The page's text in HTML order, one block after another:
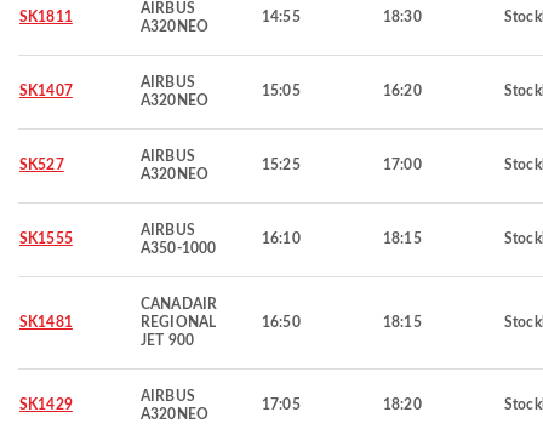
SK1811
AIRBUS
A320NEO
14:55 18:30
SK1407
AIRBUS
A320NEO
15:05 16:20
SK527
AIRBUS
A320NEO
15:25 17:00
SK1555
AIRBUS
A350-1000
16:10 18:15
SK1481
CANADAIR
REGIONAL
JET 900
16:50 18:15
SK1429
AIRBUS
A320NEO
17:05 18:20